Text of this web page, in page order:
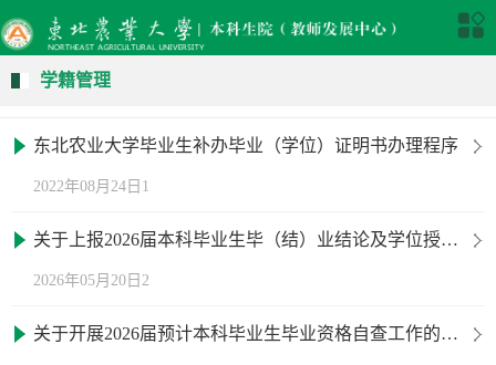
学籍管理
东北农业大学毕业生补办毕业（学位）证明书办理程序
2022年08月24日1
关于上报2026届本科毕业生毕（结）业结论及学位授予名单的通知
2026年05月20日2
关于开展2026届预计本科毕业生毕业资格自查工作的通知